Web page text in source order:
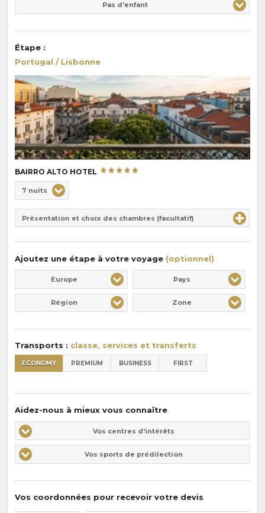
Pas d'enfant
Étape :
Portugal / Lisbonne
BAIRRO ALTO HOTEL
de
pension
:
Durée
7 nuits
Présentation et choix des chambres (facultatif)
Ajoutez une étape à votre voyage (optionnel)
Europe Pays
Région Zone
Transports : classe, services et transferts
ECONOMY PREMIUM BUSINESS FIRST
Aidez-nous à mieux vous connaître
Vos
centres
d'intérêts
Vos centres d'intérêts
Vos
sports
Vos sports de prédilection
Vos coordonnées pour recevoir votre devis